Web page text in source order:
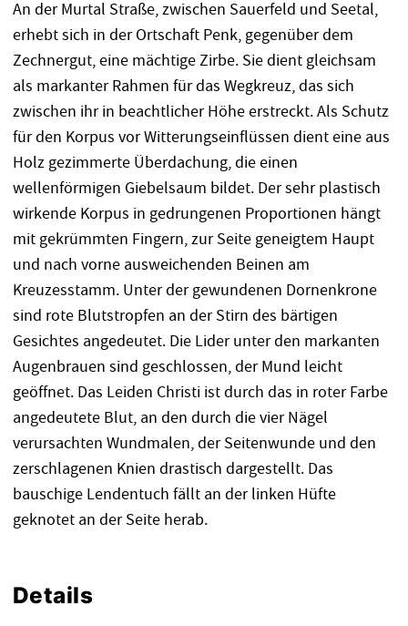
An der Murtal Straße, zwischen Sauerfeld und Seetal,
erhebt sich in der Ortschaft Penk, gegenüber dem
Zechnergut, eine mächtige Zirbe. Sie dient gleichsam
als markanter Rahmen für das Wegkreuz, das sich
zwischen ihr in beachtlicher Höhe erstreckt. Als Schutz
für den Korpus vor Witterungseinflüssen dient eine aus
Holz gezimmerte Überdachung, die einen
wellenförmigen Giebelsaum bildet. Der sehr plastisch
wirkende Korpus in gedrungenen Proportionen hängt
mit gekrümmten Fingern, zur Seite geneigtem Haupt
und nach vorne ausweichenden Beinen am
Kreuzesstamm. Unter der gewundenen Dornenkrone
sind rote Blutstropfen an der Stirn des bärtigen
Gesichtes angedeutet. Die Lider unter den markanten
Augenbrauen sind geschlossen, der Mund leicht
geöffnet. Das Leiden Christi ist durch das in roter Farbe
angedeutete Blut, an den durch die vier Nägel
verursachten Wundmalen, der Seitenwunde und den
zerschlagenen Knien drastisch dargestellt. Das
bauschige Lendentuch fällt an der linken Hüfte
geknotet an der Seite herab.
Details